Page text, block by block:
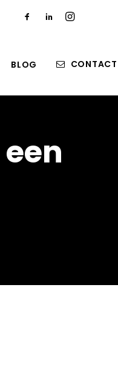
BLOG CONTACT
een